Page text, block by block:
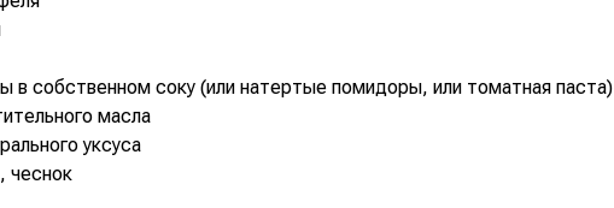
в собственном соку (или натертые помидоры, или томатная паста)
масла
уксуса
чеснок